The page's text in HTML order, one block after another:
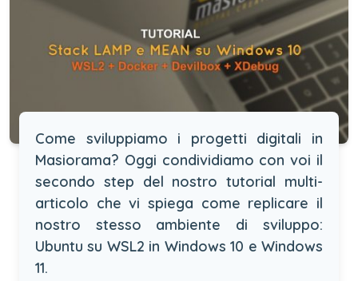
Come sviluppiamo i progetti digitali in
Masiorama? Oggi condividiamo con voi il
secondo step del nostro tutorial multi-
articolo che vi spiega come replicare il
nostro stesso ambiente di sviluppo:
Ubuntu su WSL2 in Windows 10 e Windows
11.